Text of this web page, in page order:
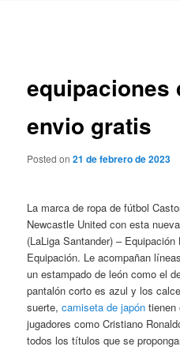
equipaciones
envio gratis
Posted on21 de febrero de 2023
La marca de ropa de fútbol
Newcastle United con esta
(LaLiga Santander) –
Equipación. Le acompañan
un estampado de león como el
pantalón corto es azul y los
suerte,camiseta de japón tienen
jugadores como Cristiano
todos los títulos que se